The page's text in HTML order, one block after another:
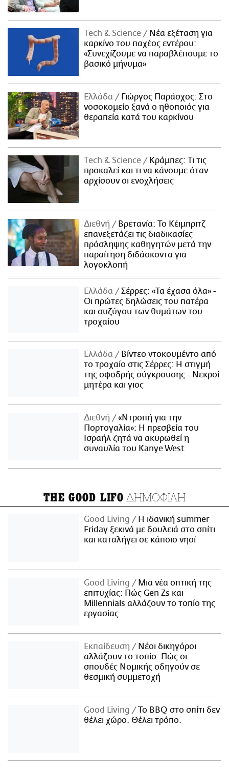
Τech & Science
Νέα εξέταση για
καρκίνο του παχέος εντέρου:
«Συνεχίζουμε να παραβλέπουμε το
βασικό μήνυμα»
Ελλάδα
Γιώργος Παράσχος: Στο
νοσοκομείο ξανά ο ηθοποιός για
θεραπεία κατά του καρκίνου
Τech & Science
Κράμπες: Τι τις
προκαλεί και τι να κάνουμε όταν
αρχίσουν οι ενοχλήσεις
Διεθνή
Βρετανία: Το Κέιμπριτζ
επανεξετάζει τις διαδικασίες
πρόσληψης καθηγητών μετά την
παραίτηση διδάσκοντα για
λογοκλοπή
Ελλάδα
Σέρρες: «Τα έχασα όλα» -
Οι πρώτες δηλώσεις του πατέρα
και συζύγου των θυμάτων του
τροχαίου
Ελλάδα
Βίντεο ντοκουμέντο από
το τροχαίο στις Σέρρες: Η στιγμή
της σφοδρής σύγκρουσης - Νεκροί
μητέρα και γιος
Διεθνή
«Ντροπή για την
Πορτογαλία»: Η πρεσβεία του
Ισραήλ ζητά να ακυρωθεί η
συναυλία του Kanye West
THE GOOD LIFO ΔΗΜΟΦΙΛΗ
Good Living
Η ιδανική summer
Friday ξεκινά με δουλειά στο σπίτι
και καταλήγει σε κάποιο νησί
Good Living
Μια νέα οπτική της
επιτυχίας: Πώς Gen Zs και
Millennials αλλάζουν το τοπίο της
εργασίας
Εκπαίδευση
Νέοι δικηγόροι
αλλάζουν το τοπίο: Πώς οι
σπουδές Νομικής οδηγούν σε
θεσμική συμμετοχή
Good Living
Το BBQ στο σπίτι δεν
θέλει χώρο. Θέλει τρόπο.